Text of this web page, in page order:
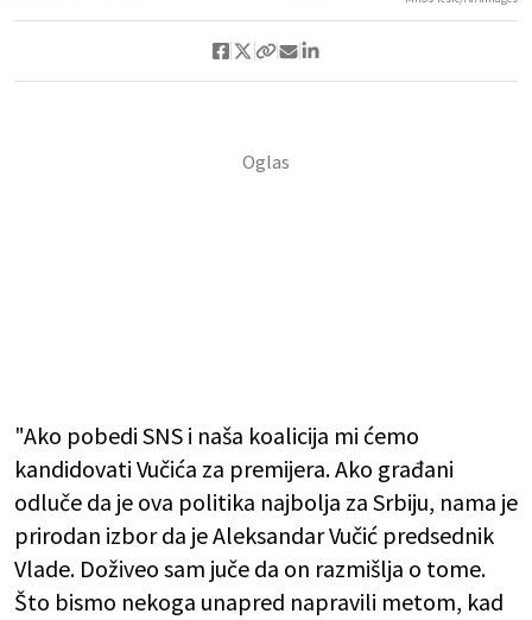
"Ako pobedi SNS i naša koalicija mi ćemo
kandidovati Vučića za premijera. Ako građani
odluče da je ova politika najbolja za Srbiju, nama je
prirodan izbor da je Aleksandar Vučić predsednik
Vlade. Doživeo sam juče da on razmišlja o tome.
Što bismo nekoga unapred napravili metom, kad